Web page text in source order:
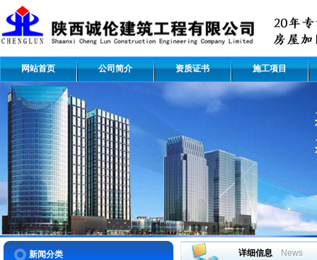
网站首页 公司简介 资质证书 施工项目
新闻分类 详细信息 News